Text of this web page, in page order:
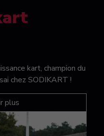
kart, champion du
chez SODIKART !
plus